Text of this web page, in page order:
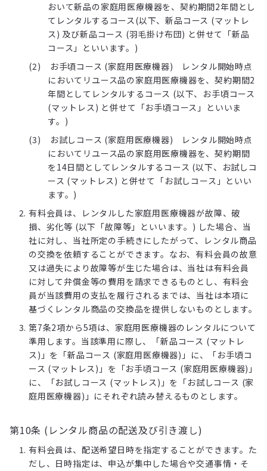
おいて新品の家庭用医療機器を、契約期間2年間とし
てレンタルするコース(以下、新品コース (マットレ
ス) 及び新品コース (羽毛掛け布団) と併せて「新品
コース」といいます。)
お手頃コース (家庭用医療機器) レンタル開始時点
においてリユース品の家庭用医療機器を、契約期間2
年間としてレンタルするコース (以下、お手頃コース
(マットレス) と併せて「お手頃コース」といいま
す。)
お試しコース (家庭用医療機器) レンタル開始時点
においてリユース品の家庭用医療機器を、契約期間
を14日間としてレンタルするコース (以下、お試しコ
ース (マットレス) と併せて「お試しコース」といい
ます。)
有料会員は、レンタルした家庭用医療機器が故障、破
損、劣化等 (以下「故障等」といいます。) した場合、当
社に対し、当社所定の手続きにしたがって、レンタル商品
の交換を依頼することができます。なお、有料会員の故意
又は過失により故障等が生じた場合は、当社は有料会員
に対して弁償金等の費用を請求できるものとし、有料会
員が当該費用の支払を履行されるまでは、当社は本項に
基づくレンタル商品の交換品を提供しないものとします。
第7条2項から5項は、家庭用医療機器のレンタルについて
準用します。当該準用に際し、「新品コース (マットレ
ス)」を「新品コース (家庭用医療機器)」に、「お手頃コ
ース (マットレス)」を「お手頃コース (家庭用医療機器)」
に、「お試しコース (マットレス)」を「お試しコース (家
庭用医療機器)」にそれぞれ読み替えるものとします。
第10条 (レンタル商品の配送及び引き渡し)
有料会員は、配送希望日時を指定することができます。た
だし、日時指定は、申込が集中した場合や交通事情・そ